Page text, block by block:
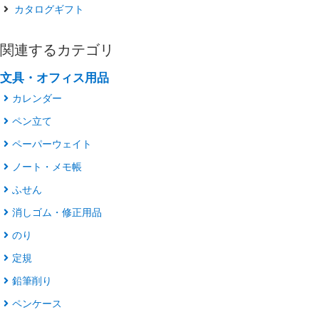
カタログギフト
関連するカテゴリ
文具・オフィス用品
カレンダー
ペン立て
ペーパーウェイト
ノート・メモ帳
ふせん
消しゴム・修正用品
のり
定規
鉛筆削り
ペンケース